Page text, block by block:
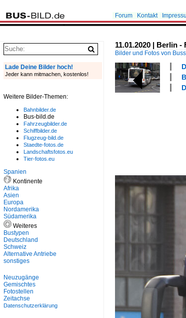
Forum Kontakt
11.01.2020 | Berlin
Bilder und Fotos von
Lade Deine Bilder hoch!
Jeder kann mitmachen, kostenlos!
Weitere Bilder-Themen:
Bahnbilder.de
Bus-bild.de
Fahrzeugbilder.de
Schiffbilder.de
Flugzeug-bild.de
Staedte-fotos.de
Landschaftsfotos.eu
Tier-fotos.eu
Spanien
Kontinente
Afrika
Asien
Europa
Nordamerika
Südamerika
Weiteres
Bustypen
Deutschland
Schweiz
Alternative Antriebe
sonstiges
Neuzugänge
Gemischtes
Fotostellen
Zeitachse
Datenschutzerklärung